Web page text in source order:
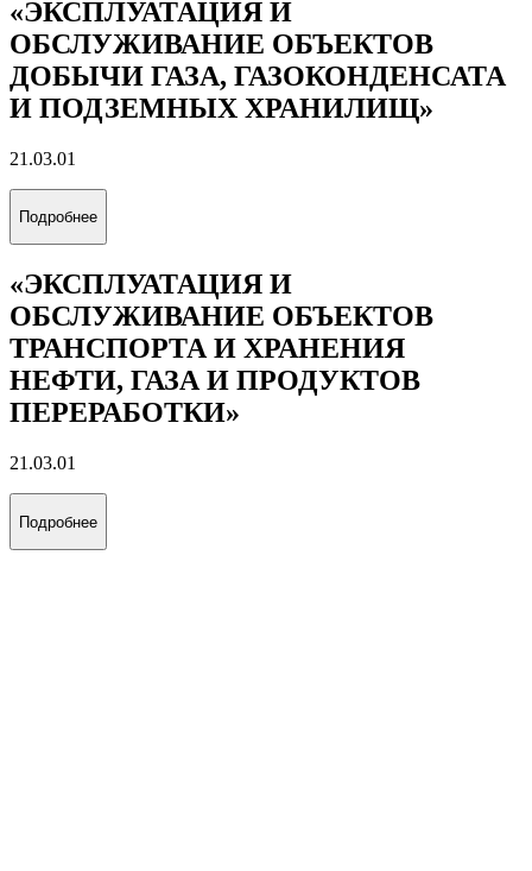
21.03.01
Подробнее
ОБСЛУЖИВАНИЕ ОБЪЕКТОВ
ДОБЫЧИ НЕФТИ»
Подробнее
«ЭКСПЛУАТАЦИЯ И
ОБСЛУЖИВАНИЕ ОБЪЕКТОВ
И ПОДЗЕМНЫХ ХРАНИЛИЩ»
21.03.01